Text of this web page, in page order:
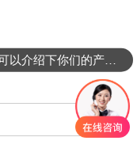
可以介绍下你们的产品么